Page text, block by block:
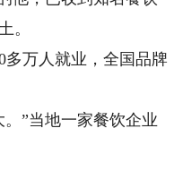
。
万人就业，全国品牌
”当地一家餐饮企业